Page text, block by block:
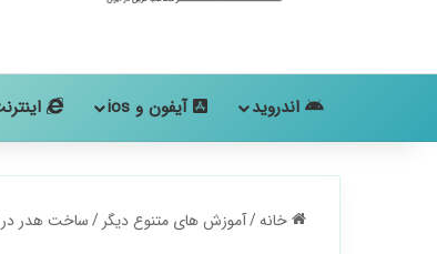
اندروید آیفون و ios
خانه/آموزش های متنوع دیگر /ساخت هدر در